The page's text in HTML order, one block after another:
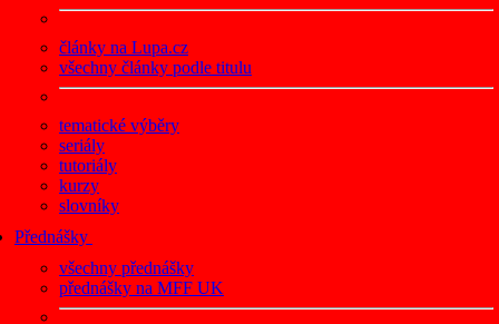
články na Lupa.cz
všechny články podle titulu
tematické výběry
seriály
tutoriály
kurzy
slovníky
Přednášky
všechny přednášky
přednášky na MFF UK